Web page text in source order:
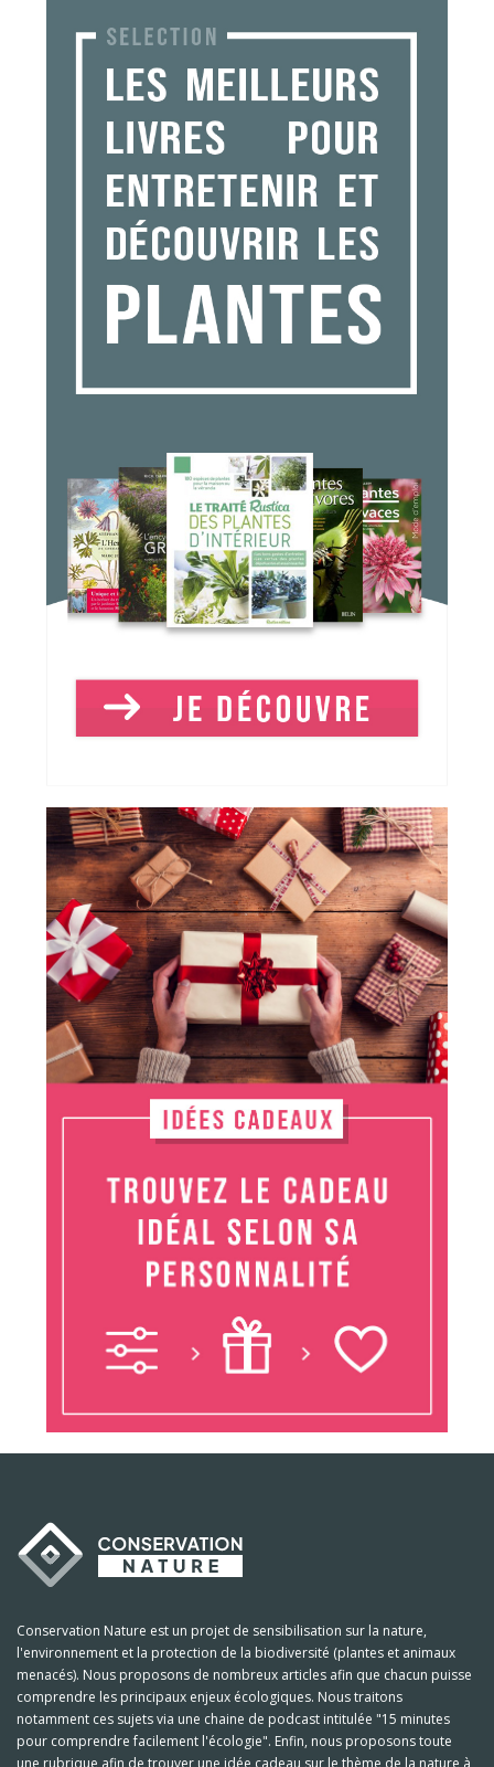
Conservation Nature est un projet de sensibilisation sur la nature,
l'environnement et la protection de la biodiversité (plantes et animaux
menacés). Nous proposons de nombreux articles afin que chacun puisse
comprendre les principaux enjeux écologiques. Nous traitons
notamment ces sujets via une chaine de podcast intitulée "15 minutes
pour comprendre facilement l'écologie". Enfin, nous proposons toute
une rubrique afin de trouver une idée cadeau sur le thème de la nature à